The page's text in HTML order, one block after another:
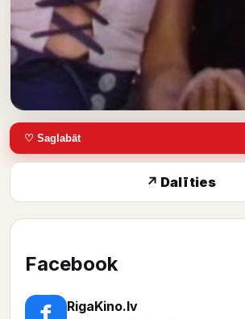
♡ Saglabāt
↗ Dalīties
Facebook
RigaKino.lv